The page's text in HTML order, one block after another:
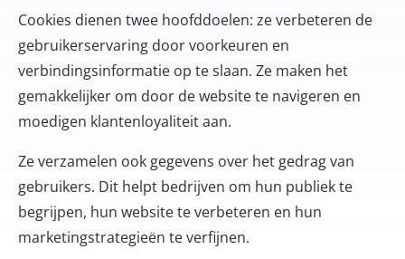
Cookies dienen twee hoofddoelen: ze verbeteren de
gebruikerservaring door voorkeuren en
verbindingsinformatie op te slaan. Ze maken het
gemakkelijker om door de website te navigeren en
moedigen klantenloyaliteit aan.
Ze verzamelen ook gegevens over het gedrag van
gebruikers. Dit helpt bedrijven om hun publiek te
begrijpen, hun website te verbeteren en hun
marketingstrategieën te verfijnen.